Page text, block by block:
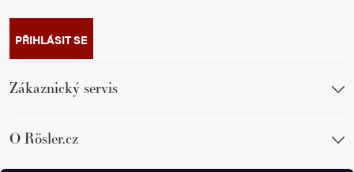
PŘIHLÁSIT SE
Zákaznický servis
O Rösler.cz